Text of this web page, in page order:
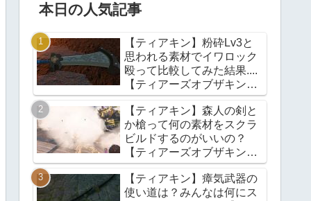
本日の人気記事
【ティアキン】粉砕Lv3と
思われる素材でイワロック
殴って比較してみた結果....
【ティアーズオブザキング
ダム】
【ティアキン】森人の剣と
か槍って何の素材をスクラ
ビルドするのがいいの？
【ティアーズオブザキング
ダム】
【ティアキン】瘴気武器の
使い道は？みんなは何にス